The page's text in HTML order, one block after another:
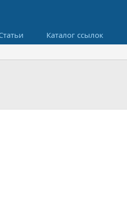
Каталог ссылок